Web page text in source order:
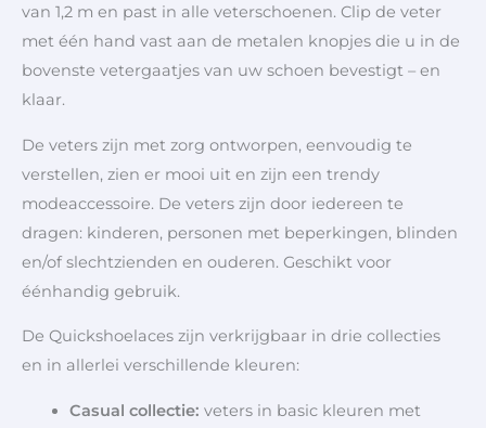
van 1,2 m en past in alle veterschoenen. Clip de veter
met één hand vast aan de metalen knopjes die u in de
bovenste vetergaatjes van uw schoen bevestigt – en
klaar.
De veters zijn met zorg ontworpen, eenvoudig te
verstellen, zien er mooi uit en zijn een trendy
modeaccessoire. De veters zijn door iedereen te
dragen: kinderen, personen met beperkingen, blinden
en/of slechtzienden en ouderen. Geschikt voor
éénhandig gebruik.
De Quickshoelaces zijn verkrijgbaar in drie collecties
en in allerlei verschillende kleuren:
Casual collectie: veters in basic kleuren met